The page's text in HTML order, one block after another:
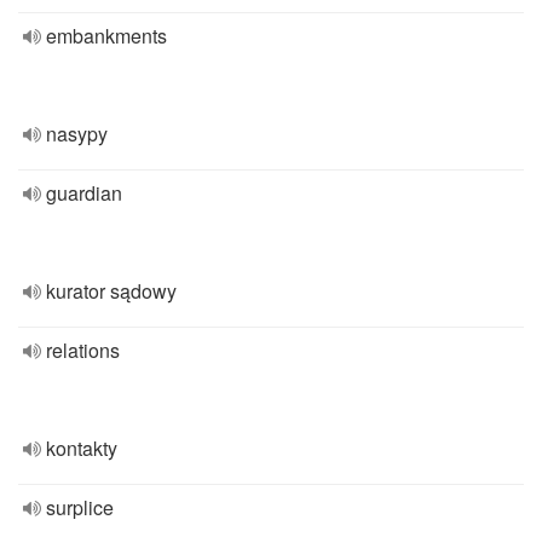
embankments
nasypy
guardian
kurator sądowy
relations
kontakty
surplice